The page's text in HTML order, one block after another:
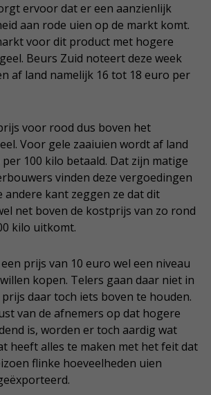
ervoor dat er een aanzienlijk
aan rode uien op de markt komt.
voor dit product met hogere
Beurs Zuid noteert deze week
af land namelijk 16 tot 18 euro per
voor rood dus boven het
Voor gele zaaiuien wordt af land
100 kilo betaald. Dat zijn matige
vinden deze vergoedingen
andere kant zeggen ze dat dit
net boven de kostprijs van zo rond
kilo uitkomt.
prijs van 10 euro wel een niveau
kopen. Telers gaan daar niet in
daar toch iets boven te houden.
van de afnemers op dat hogere
is, worden er toch aardig wat
heeft alles te maken met het feit dat
flinke hoeveelheden uien